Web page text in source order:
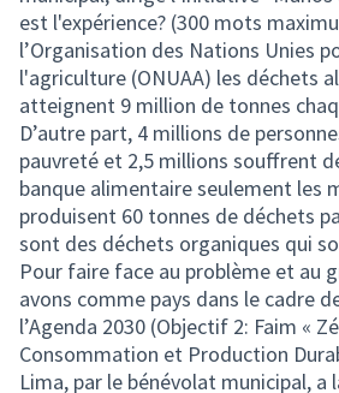
est l'expérience? (300 mots
l’Organisation des Nations Unies
l'agriculture (ONUAA) les déchets
atteignent 9 million de tonnes
D’autre part, 4 millions de
pauvreté et 2,5 millions souffrent
banque alimentaire seulement les
produisent 60 tonnes de déchets
sont des déchets organiques qui
Pour faire face au problème et au
avons comme pays dans le cadre
l’Agenda 2030 (Objectif 2: Faim «
Consommation et Production
Lima, par le bénévolat municipal, a